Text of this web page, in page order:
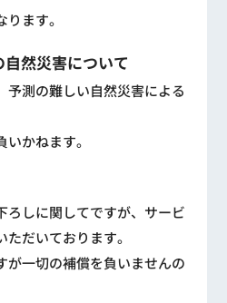
ます。
然災害について
予測の難しい自然災害による
かねます。
ろしに関してですが、サービ
だいております。
が一切の補償を負いませんの